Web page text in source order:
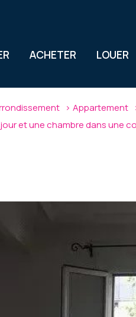
ACHETER LOUER
Appartement
et une chambre dans une